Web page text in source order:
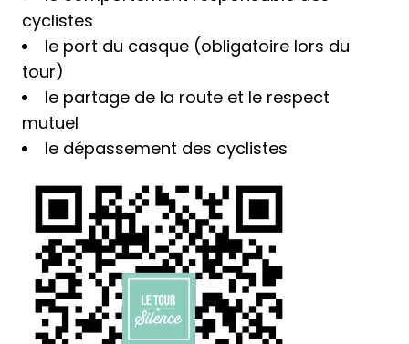
cyclistes
le port du casque (obligatoire lors du
tour)
le partage de la route et le respect
mutuel
le dépassement des cyclistes